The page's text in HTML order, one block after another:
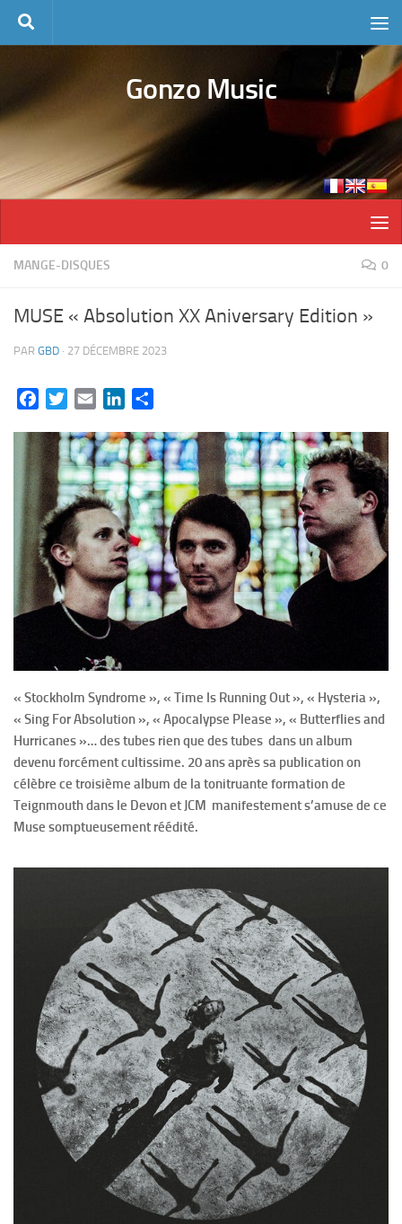
Skip to content
Gonzo Music
MANGE-DISQUES 0
MUSE « Absolution XX Aniversary Edition »
PAR GBD · 27 DÉCEMBRE 2023
FacebookTwitterEmail LinkedIn
« Stockholm Syndrome », « Time Is Running Out », « Hysteria »,
« Sing For Absolution », « Apocalypse Please », « Butterflies and
Hurricanes »… des tubes rien que des tubes dans un album
devenu forcément cultissime. 20 ans après sa publication on
célèbre ce troisième album de la tonitruante formation de
Teignmouth dans le Devon et JCM manifestement s’amuse de ce
Muse somptueusement réédité.